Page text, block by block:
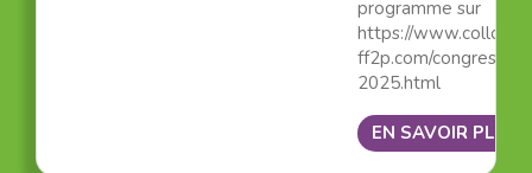
programme sur
https://
ff2p.com/congres-
2025.html
EN SAVOIR PLUS